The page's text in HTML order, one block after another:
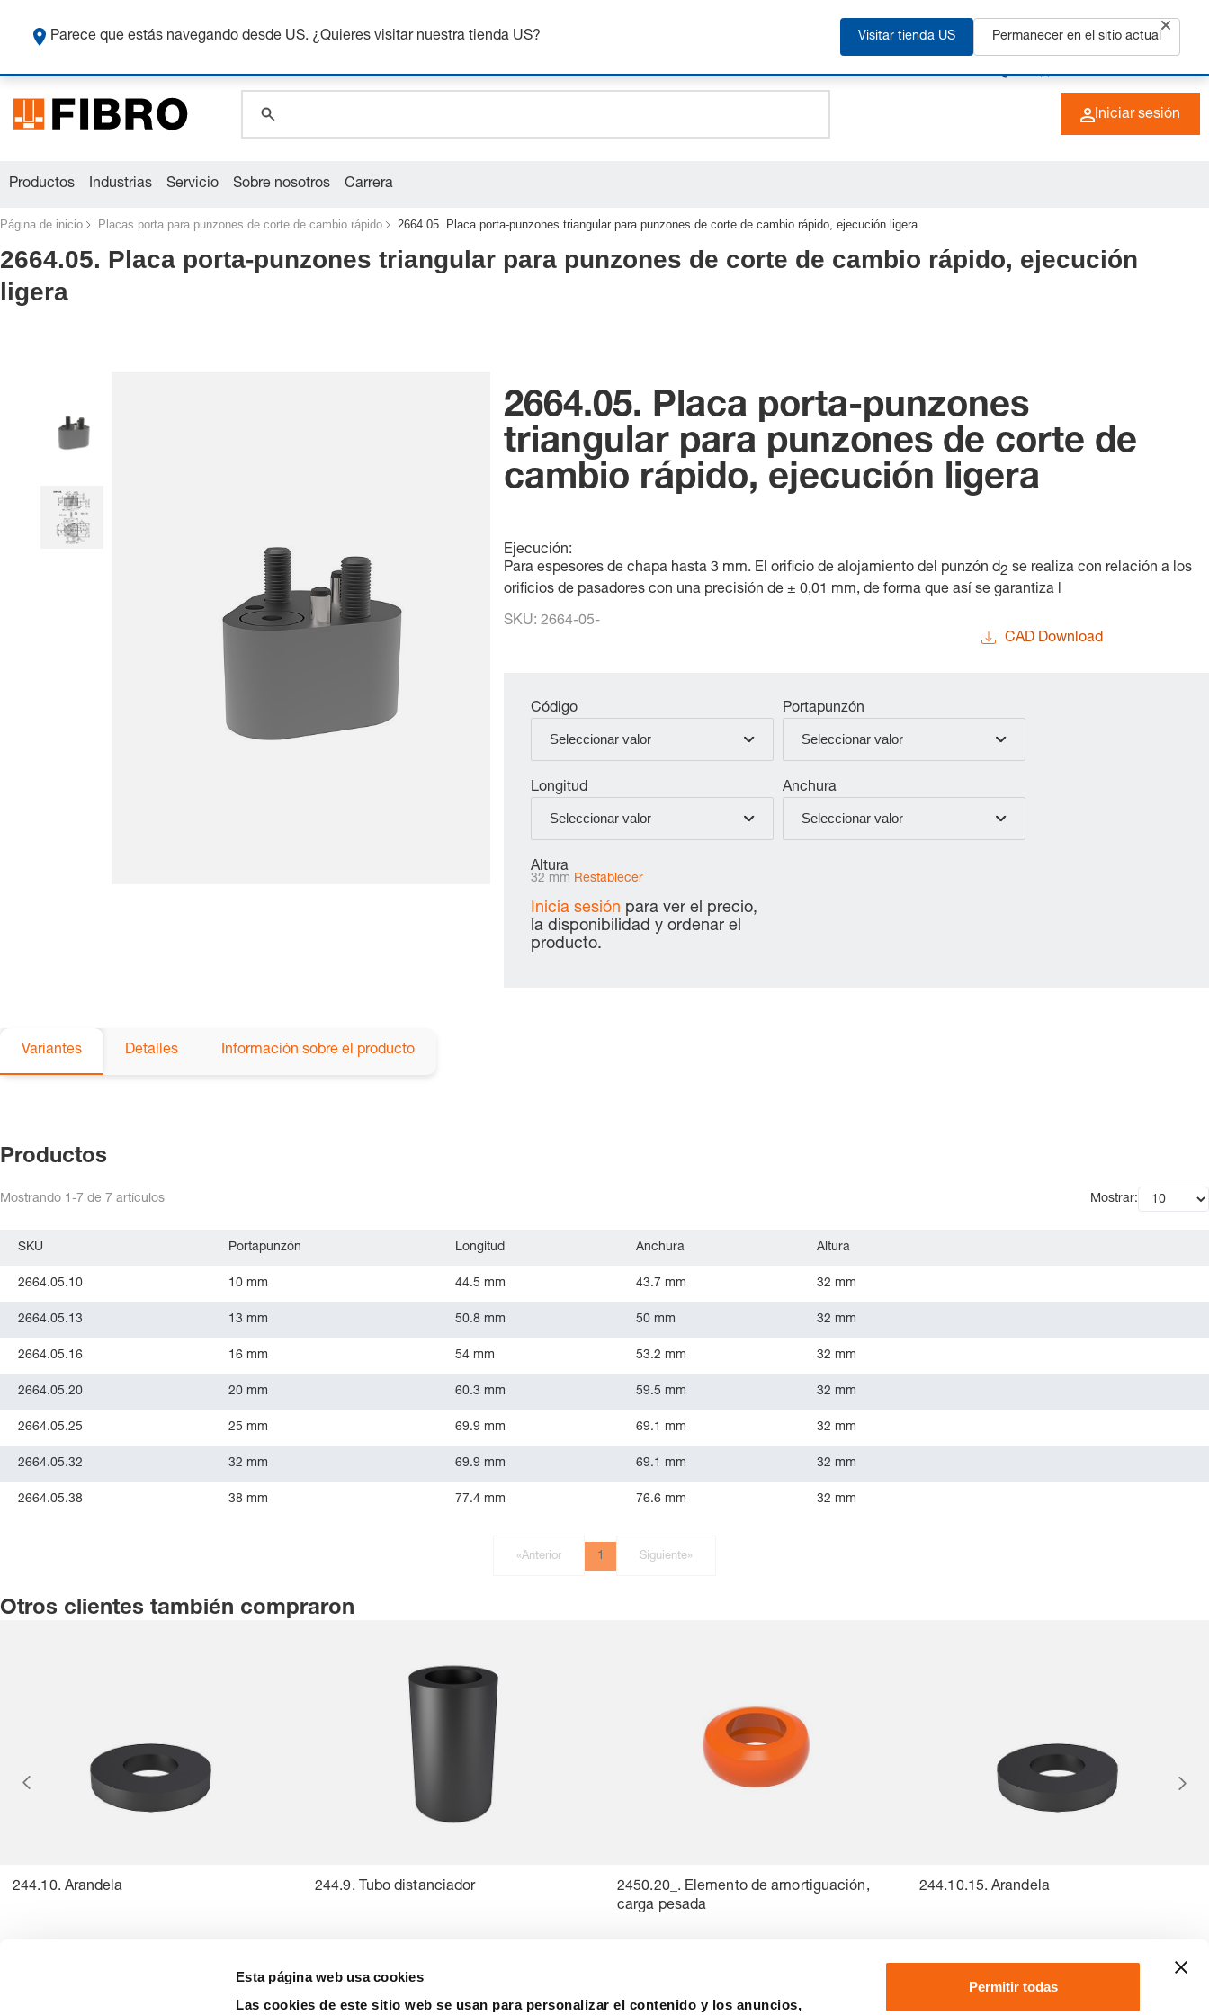
Esta página web usa cookies
Las cookies de este sitio web se usan para personalizar el contenido y los anuncios,
Permitir todas
+49 (0) 6266 73-0 ES
global.search.placeholder.category
Iniciar sesión
Productos Industrias Servicio Sobre nosotros Carrera
Página de inicio Placas porta para punzones de corte de cambio rápido 2664.05. Placa porta-punzones triangular para punzones de corte de cambio rápido, ejecución ligera
2664.05. Placa porta-punzones triangular para punzones de corte de cambio rápido, ejecución
ligera
2664.05. Placa porta-punzones
triangular para punzones de corte de
cambio rápido, ejecución ligera
Ejecución:
Para espesores de chapa hasta 3 mm. El orificio de alojamiento del punzón d2 se realiza con relación a los
orificios de pasadores con una precisión de ± 0,01 mm, de forma que así se garantiza l
SKU:2664-05-
CAD Download
Código
Seleccionar valor
Portapunzón
Seleccionar valor
Longitud
Seleccionar valor
Anchura
Seleccionar valor
Altura
32 mm Restablecer
Inicia sesión para ver el precio,
la disponibilidad y ordenar el
producto.
Variantes Detalles Información sobre el producto
Productos
Mostrando 1-7 de 7 artículos Mostrar:
SKU Portapunzón Longitud Anchura Altura
2664.05.10 10 mm 44.5 mm 43.7 mm 32 mm
2664.05.13 13 mm 50.8 mm 50 mm 32 mm
2664.05.16 16 mm 54 mm 53.2 mm 32 mm
2664.05.20 20 mm 60.3 mm 59.5 mm 32 mm
2664.05.25 25 mm 69.9 mm 69.1 mm 32 mm
2664.05.32 32 mm 69.9 mm 69.1 mm 32 mm
2664.05.38 38 mm 77.4 mm 76.6 mm 32 mm
«Anterior 1 Siguiente»
Otros clientes también compraron
244.10. Arandela 244.9. Tubo distanciador
2450.20_. Elemento de amortiguación,
carga pesada
244.10.15. Arandela
Parece que estás navegando desde US. ¿Quieres visitar nuestra tienda US? Visitar tienda US Permanecer en el sitio actual